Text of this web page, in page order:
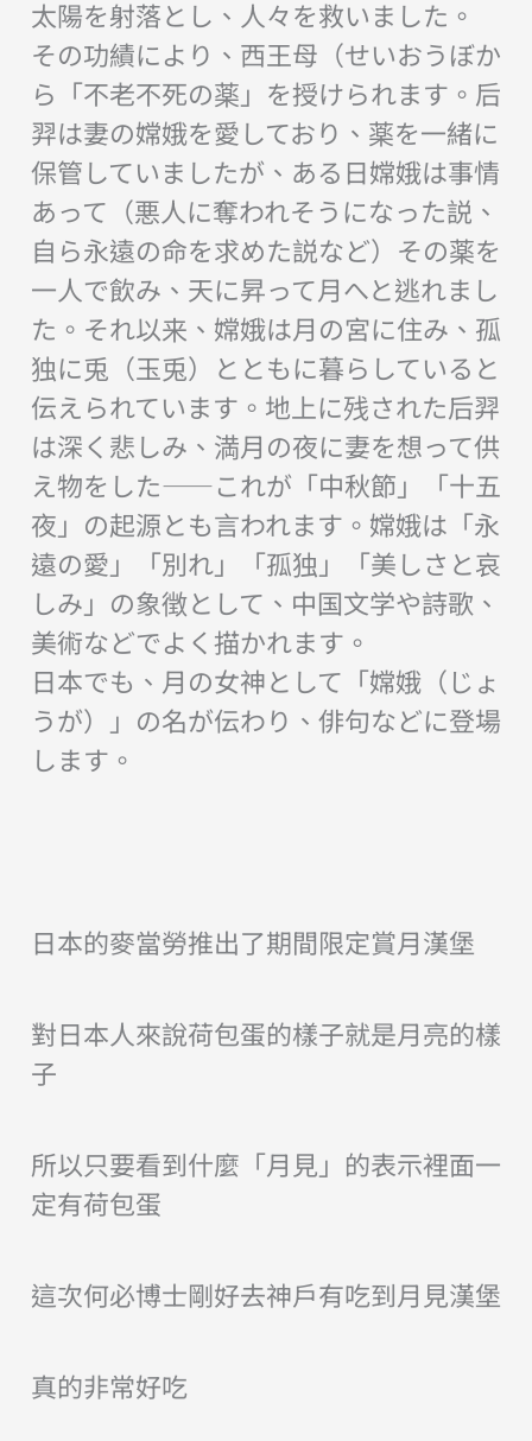
太陽を射落とし、人々を救いました。
その功績により、西王母（せいおうぼか
ら「不老不死の薬」を授けられます。后
羿は妻の嫦娥を愛しており、薬を一緒に
保管していましたが、ある日嫦娥は事情
あって（悪人に奪われそうになった説、
自ら永遠の命を求めた説など）その薬を
一人で飲み、天に昇って月へと逃れまし
た。それ以来、嫦娥は月の宮に住み、孤
独に兎（玉兎）とともに暮らしていると
伝えられています。地上に残された后羿
は深く悲しみ、満月の夜に妻を想って供
え物をした――これが「中秋節」「十五
夜」の起源とも言われます。嫦娥は「永
遠の愛」「別れ」「孤独」「美しさと哀
しみ」の象徴として、中国文学や詩歌、
美術などでよく描かれます。
日本でも、月の女神として「嫦娥（じょ
うが）」の名が伝わり、俳句などに登場
します。
日本的麥當勞推出了期間限定賞月漢堡
對日本人來說荷包蛋的樣子就是月亮的樣
子
所以只要看到什麼「月見」的表示裡面一
定有荷包蛋
這次何必博士剛好去神戶有吃到月見漢堡
真的非常好吃